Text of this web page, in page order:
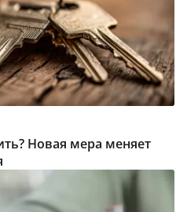
Новая мера меняет